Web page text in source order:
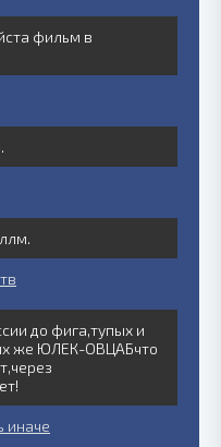
фильм в
до фига,тупых и
же ЮЛЕК-ОВЦАБчто
иначе